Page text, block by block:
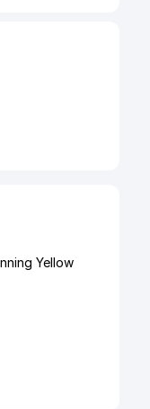
Yellow